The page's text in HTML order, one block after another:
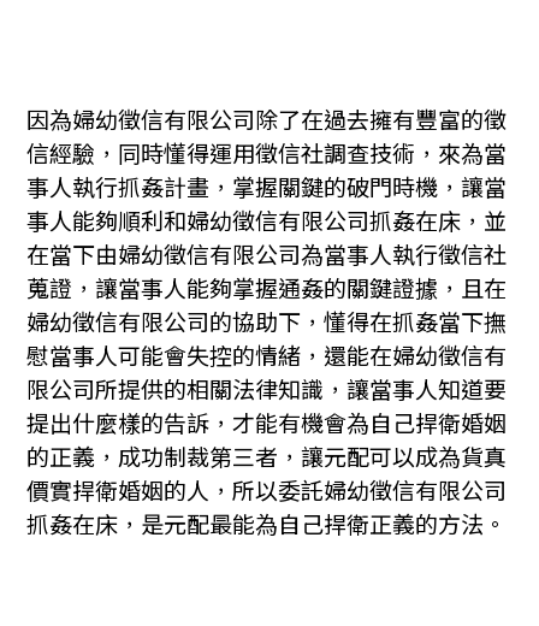
因為婦幼徵信有限公司除了在過去擁有豐富的徵
信經驗，同時懂得運用徵信社調查技術，來為當
事人執行抓姦計畫，掌握關鍵的破門時機，讓當
事人能夠順利和婦幼徵信有限公司抓姦在床，並
在當下由婦幼徵信有限公司為當事人執行徵信社
蒐證，讓當事人能夠掌握通姦的關鍵證據，且在
婦幼徵信有限公司的協助下，懂得在抓姦當下撫
慰當事人可能會失控的情緒，還能在婦幼徵信有
限公司所提供的相關法律知識，讓當事人知道要
提出什麼樣的告訴，才能有機會為自己捍衛婚姻
的正義，成功制裁第三者，讓元配可以成為貨真
價實捍衛婚姻的人，所以委託婦幼徵信有限公司
抓姦在床，是元配最能為自己捍衛正義的方法。